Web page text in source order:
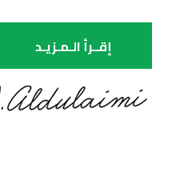
إقــرأ الـمـزيـد